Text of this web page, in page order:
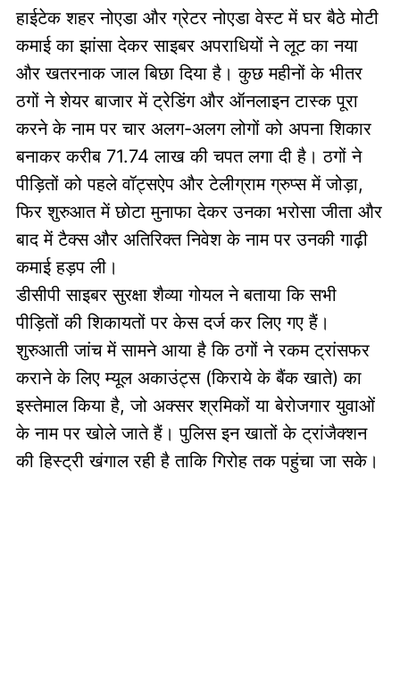
हाईटेक शहर नोएडा और ग्रेटर नोएडा वेस्ट में घर बैठे मोटी
कमाई का झांसा देकर साइबर अपराधियों ने लूट का नया
और खतरनाक जाल बिछा दिया है। कुछ महीनों के भीतर
ठगों ने शेयर बाजार में ट्रेडिंग और ऑनलाइन टास्क पूरा
करने के नाम पर चार अलग-अलग लोगों को अपना शिकार
बनाकर करीब 71.74 लाख की चपत लगा दी है। ठगों ने
पीड़ितों को पहले वॉट्सऐप और टेलीग्राम ग्रुप्स में जोड़ा,
फिर शुरुआत में छोटा मुनाफा देकर उनका भरोसा जीता और
बाद में टैक्स और अतिरिक्त निवेश के नाम पर उनकी गाढ़ी
कमाई हड़प ली।
डीसीपी साइबर सुरक्षा शैव्या गोयल ने बताया कि सभी
पीड़ितों की शिकायतों पर केस दर्ज कर लिए गए हैं।
शुरुआती जांच में सामने आया है कि ठगों ने रकम ट्रांसफर
कराने के लिए म्यूल अकाउंट्स (किराये के बैंक खाते) का
इस्तेमाल किया है, जो अक्सर श्रमिकों या बेरोजगार युवाओं
के नाम पर खोले जाते हैं। पुलिस इन खातों के ट्रांजैक्शन
की हिस्ट्री खंगाल रही है ताकि गिरोह तक पहुंचा जा सके।